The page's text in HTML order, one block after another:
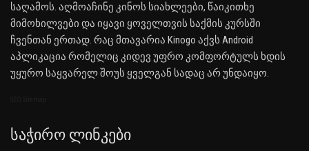
საღამოს. აღმოაჩინე კინოს სიახლეები, წაიკითხე
მიმოხილვები და იყავი ყოველთვის საქმის კურსში
ჩვენთან ერთად. რაც მთავარია Kinogo აქვს Android
აპლიკაცია რომელიც კიდევ უფრო კომფორტულს ხდის
უყურო საყვარელ შოუს ყველგან სადაც არ უნდაიყო.
Საჭირო Ლინკები